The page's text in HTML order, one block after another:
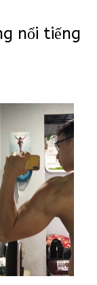
nổi tiếng